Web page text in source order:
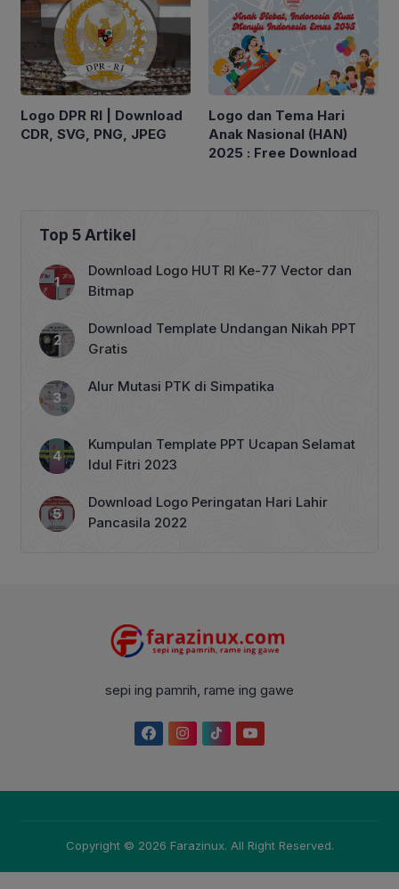
Logo DPR RI | Download
CDR, SVG, PNG, JPEG
Logo dan Tema Hari
Anak Nasional (HAN)
2025 : Free Download
Top 5 Artikel
Download Logo HUT RI Ke-77 Vector dan
Bitmap
Download Template Undangan Nikah PPT
Gratis
Alur Mutasi PTK di Simpatika
Kumpulan Template PPT Ucapan Selamat
Idul Fitri 2023
Download Logo Peringatan Hari Lahir
Pancasila 2022
sepi ing pamrih, rame ing gawe
Copyright © 2026 Farazinux. All Right Reserved.